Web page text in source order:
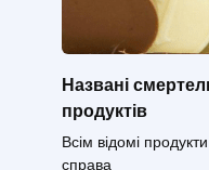
Названі
продуктів
Всім відомі
справа